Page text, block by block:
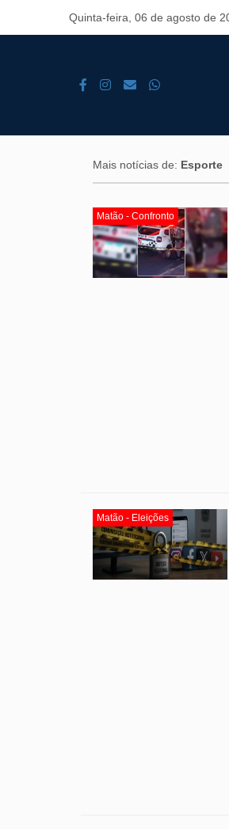
Quinta-feira, 06 de agosto de
Mais notícias de: Esporte
Matão - Confronto
Matão - Eleições